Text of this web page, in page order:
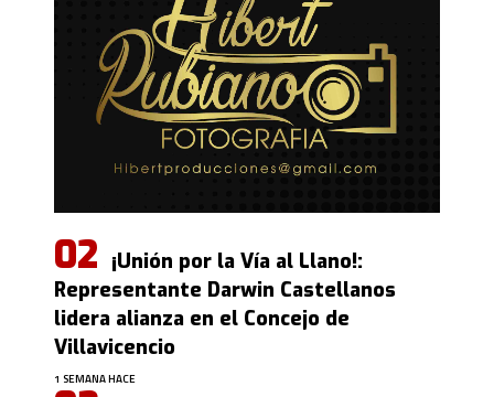
¡Unión por la Vía al Llano!:
Representante Darwin Castellanos
lidera alianza en el Concejo de
Villavicencio
1 SEMANA HACE